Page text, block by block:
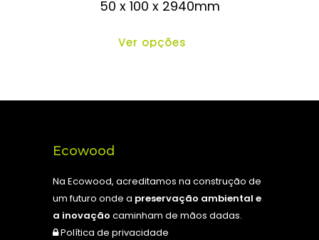
50 x 100 x 2940mm
Ver opções
Ecowood
Na Ecowood, acreditamos na construção de
um futuro onde a preservação ambiental e
a inovação caminham de mãos dadas.
Política de privacidade